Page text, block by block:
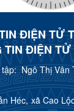
ĐIỆN TỬ
TIN ĐIỆN
Ngô Thị Vân
Héc, xã Cao